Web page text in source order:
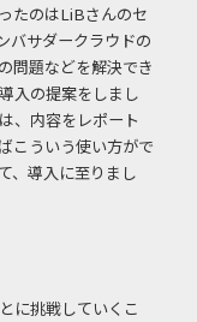
たのはLiBさんのセ
バサダークラウドの
問題などを解決でき
入の提案をしまし
、内容をレポート
こういう使い方がで
、導入に至りまし
に挑戦していくこ